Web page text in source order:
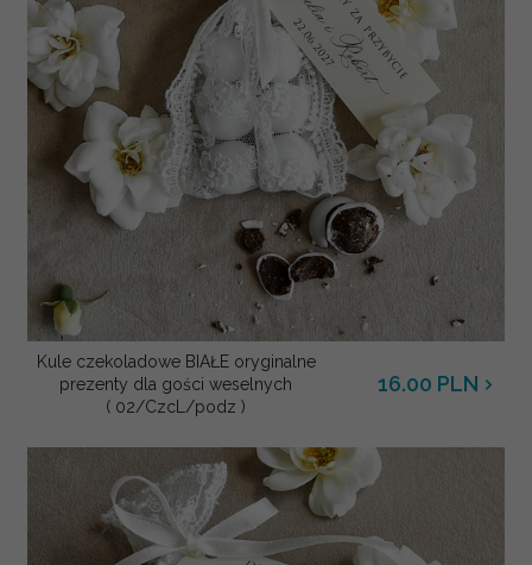
Kule czekoladowe BIAŁE oryginalne
prezenty dla gości weselnych
( 02/CzcL/podz )
16.00 PLN